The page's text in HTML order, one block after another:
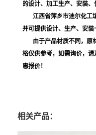
的设计、加工生产、安装
江西省萍乡市迪尔化工填
并可提供设计、生产、安装
由于产品材质不同，原
格仅供参考，如需询价，
惠报价！
相关产品：